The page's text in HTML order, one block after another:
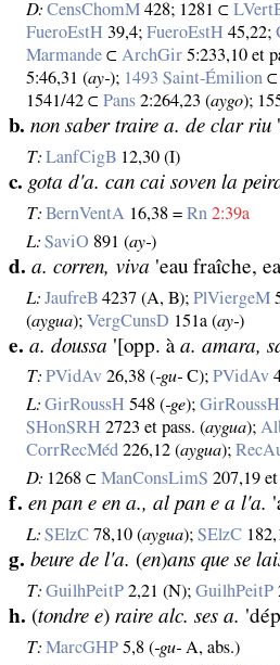
D: CensChomM 428; 1281 ⊂
FueroEstH 39,4;FueroEstH 45,22;
Marmande ⊂ ArchGir 5:233,10 et
5:46,31 (ay‑); 1493 Saint‑Émilion ⊂
1541/42 ⊂Pans 2:264,23 (aygo);
b. non saber traire a. de clar riu
T: LanfCigB 12,30 (I)
c. gota d'a. can cai soven la
T: BernVentA 16,38 =Rn 2:39a
L: SaviO 891 (ay‑)
d. a. corren, viva 'eau fraîche,
L: JaufreB 4237 (A, B);PlViergeM
(aygua);VergCunsD 151a (ay‑)
e. a. doussa '[opp. à a. amara,
T: PVidAv 26,38 (‑gu‑ C);PVidAv
L: GirRoussH 548 (‑ge);GirRoussH
SHonSRH 2723 et pass. (aygua);
CorrRecMéd 226,12 (aygua);
D: 1268 ⊂ManConsLimS 207,19 et
f. en pan e en a., al pan e a l'a.
L: SElzC 78,10 (aygua);SElzC
g. beure de l'a. (en)ans que se
T: GuilhPeitP 2,21 (N);GuilhPeitP
h. (tondre e) raire alc. ses a.
T: MarcGHP 5,8 (‑gu‑ A, abs.)